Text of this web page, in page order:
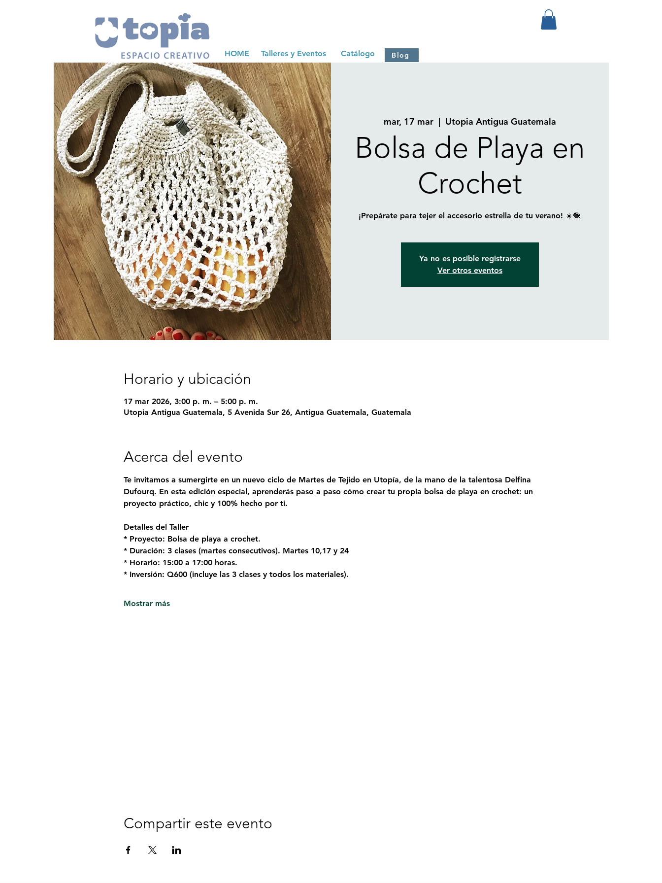
HOME Talleres y Eventos Catálogo Blog
mar, 17 mar
  |
Utopia Antigua Guatemala
Bolsa de Playa en
Crochet
¡Prepárate para tejer el accesorio estrella de tu verano! ☀️🧶
Ya no es posible registrarse
Ver otros eventos
Horario y ubicación
17 mar 2026, 3:00 p. m. – 5:00 p. m.
Utopia Antigua Guatemala, 5 Avenida Sur 26, Antigua Guatemala, Guatemala
Acerca del evento
Te invitamos a sumergirte en un nuevo ciclo de Martes de Tejido en Utopía, de la mano de la talentosa Delfina
Dufourq. En esta edición especial, aprenderás paso a paso cómo crear tu propia bolsa de playa en crochet: un
proyecto práctico, chic y 100% hecho por ti.
Detalles del Taller
* Proyecto: Bolsa de playa a crochet.
* Duración: 3 clases (martes consecutivos). Martes 10,17 y 24
* Horario: 15:00 a 17:00 horas.
* Inversión: Q600 (incluye las 3 clases y todos los materiales).
Mostrar más
Compartir este evento